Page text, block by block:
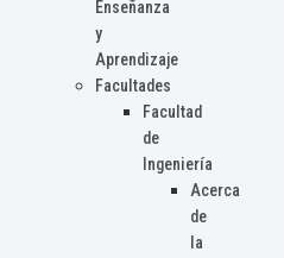
Enseñanza
y
Aprendizaje
Facultades
Facultad
de
Ingeniería
Acerca
de
la